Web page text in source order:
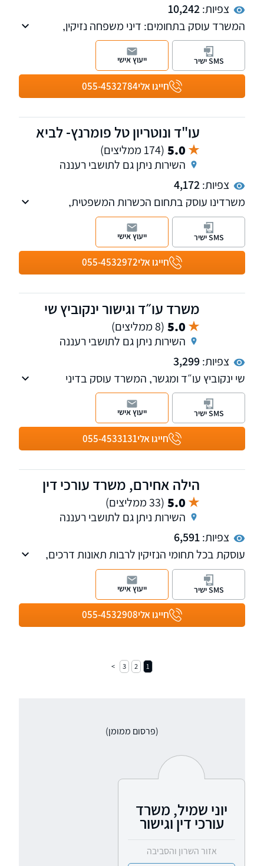
צפיות:10,242
המשרד עוסק בתחומים: דיני משפחה נזיקין,
תאונות דרכים, רשלנות רפואית, ביטוח לאומי,
משרד הביטחון ודיני ביטוח.
חייגו אלי055-4532784
SMS ישיר ייעוץ אישי
עו"ד ונוטריון טל פומרנץ- לביא
5.0 (174 ממליצים)
השירות ניתן גם לתושבי רעננה
צפיות:4,172
משרדינו עוסק בתחום הכשרות המשפטית,
אפוטרופסות, ייפוי כח מתמשך, דיני ירושה, צוואות
ובכל הכלים המשפטיים שנועדו להבטיח לכם
עצמאות ושקט נפשי.
חייגו אלי055-4532972
SMS ישיר ייעוץ אישי
משרד עו״ד וגישור ינקוביץ שי
5.0 (8 ממליצים)
השירות ניתן גם לתושבי רעננה
צפיות:3,299
שי ינקוביץ עו״ד ומגשר, המשרד עוסק בדיני
משפחה, זכויות יוצרים ולשון הרע.
חייגו אלי055-4533131
SMS ישיר ייעוץ אישי
הילה אחירם, משרד עורכי דין
5.0 (33 ממליצים)
השירות ניתן גם לתושבי רעננה
צפיות:6,591
עוסקת בכל תחומי הנזיקין לרבות תאונות דרכים,
תאונות עבודה, כמו כן מעניקה שירות משפטי עבור
ועדות רפואיות ביטוח לאומי ותביעות רשלנות
רפואית.
חייגו אלי055-4532908
SMS ישיר ייעוץ אישי
1
2
3
(פרסום ממומן)
יוני שמיל, משרד
עורכי דין וגישור
אזור השרון והסביבה